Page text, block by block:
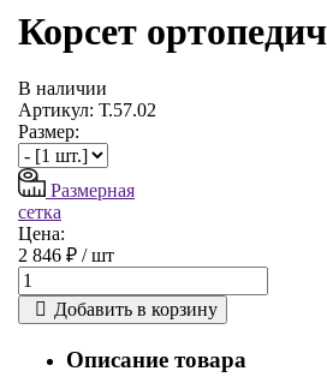
Корсет
В наличии
Артикул: Т.57.02
Размер:
Размерная
сетка
Цена:
2 846 ₽ /шт
Добавить в корзину
Описание товара